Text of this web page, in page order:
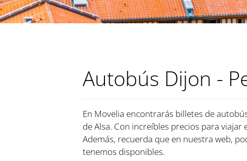
Autobús Dijon -
En Movelia encontrarás billetes de
de Alsa. Con increíbles precios para
Además, recuerda que en nuestra web,
tenemos disponibles.